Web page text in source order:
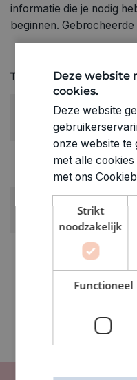
informatie die je nodig
beginnen.
Technische
RUBRIEK:
Boeken Nederlandstalig
0.486kg
Deze website
cookies.
Deze website
onze website te
met alle
met ons
Strikt
noodzakelijk
Functioneel